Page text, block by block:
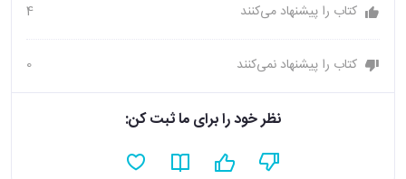
کتاب را پیشنهاد می‌کنند 4
کتاب را پیشنهاد نمی‌کنند 0
نظر خود را برای ما ثبت کن: